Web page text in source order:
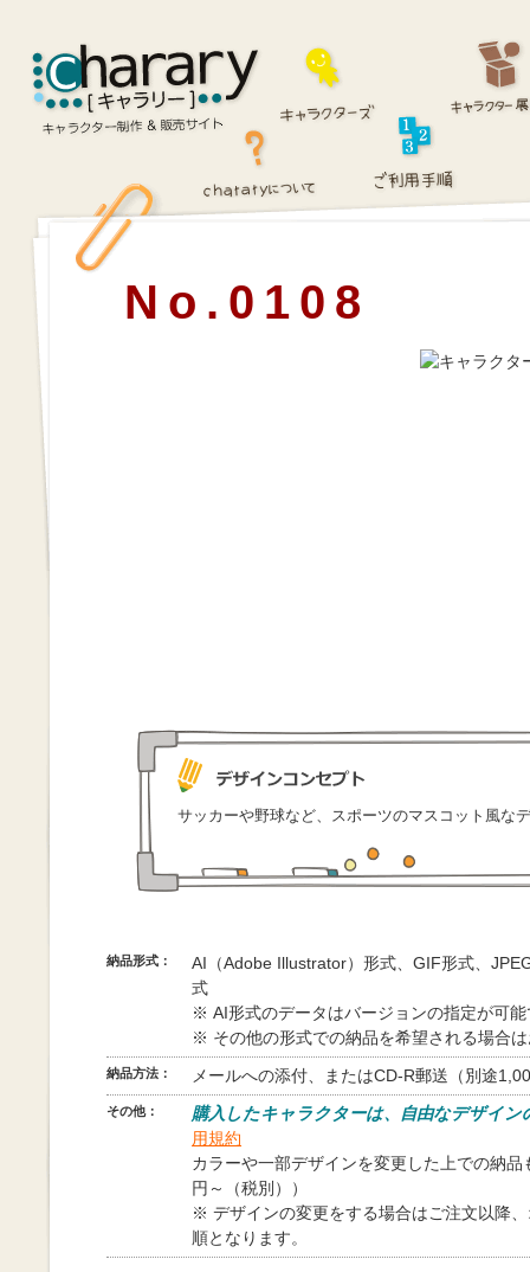
No.0108
サッカーや野球など、スポーツのマスコット風な
納品形式：
AI（Adobe Illustrator）形式、GIF形式、
式
※ AI形式のデータはバージョンの指定が可能
※ その他の形式での納品を希望される場合
納品方法： メールへの添付、またはCD-R郵送（別途
その他：
購入したキャラクターは、自由なデザイン
用規約
カラーや一部デザインを変更した上での納
円～（税別））
※ デザインの変更をする場合はご注文以降
順となります。